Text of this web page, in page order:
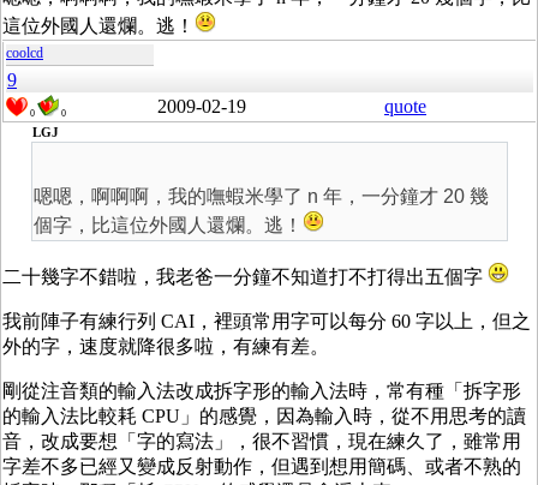
這位外國人還爛。逃！
coolcd
9
0 0 2009-02-19 quote
LGJ
嗯嗯，啊啊啊，我的嘸蝦米學了 n 年，一分鐘才 20 幾
個字，比這位外國人還爛。逃！
二十幾字不錯啦，我老爸一分鐘不知道打不打得出五個字
我前陣子有練行列 CAI，裡頭常用字可以每分 60 字以上，但之
外的字，速度就降很多啦，有練有差。
剛從注音類的輸入法改成拆字形的輸入法時，常有種「拆字形
的輸入法比較耗 CPU」的感覺，因為輸入時，從不用思考的讀
音，改成要想「字的寫法」，很不習慣，現在練久了，雖常用
字差不多已經又變成反射動作，但遇到想用簡碼、或者不熟的